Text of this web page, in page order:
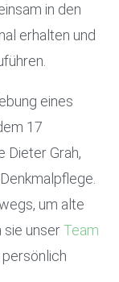
in den
erhalten und
eines
17
Dieter Grah,
um alte
sie unserTeam
persönlich